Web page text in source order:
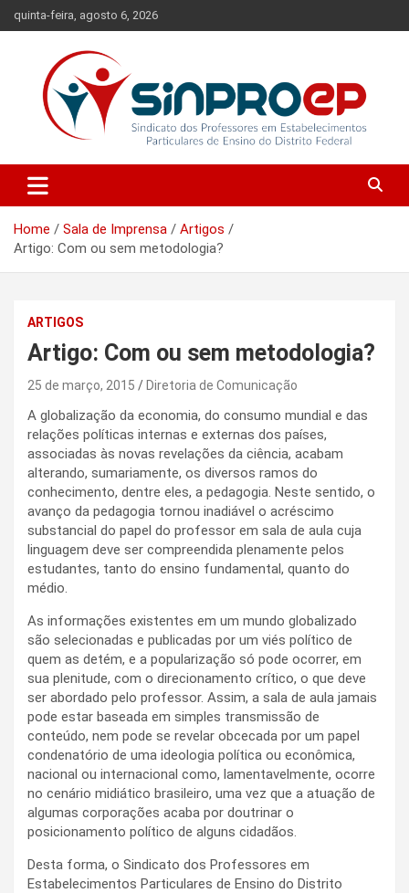
to
quinta-feira, agosto 6, 2026
Sinproep-DF
Ensino do Distrito Federal
Home Sala de Imprensa
Artigos
Artigo: Com ou sem metodologia?
ARTIGOS
Artigo: Com ou sem metodologia?
25 de março, 2015 Diretoria de Comunicação
A globalização da economia, do consumo mundial e das
relações políticas internas e externas dos países,
associadas às novas revelações da ciência, acabam
alterando, sumariamente, os diversos ramos do
conhecimento, dentre eles, a pedagogia. Neste sentido, o
avanço da pedagogia tornou inadiável o acréscimo
substancial do papel do professor em sala de aula cuja
linguagem deve ser compreendida plenamente pelos
estudantes, tanto do ensino fundamental, quanto do
médio.
As informações existentes em um mundo globalizado
são selecionadas e publicadas por um viés político de
quem as detém, e a popularização só pode ocorrer, em
sua plenitude, com o direcionamento crítico, o que deve
ser abordado pelo professor. Assim, a sala de aula jamais
pode estar baseada em simples transmissão de
conteúdo, nem pode se revelar obcecada por um papel
condenatório de uma ideologia política ou econômica,
nacional ou internacional como, lamentavelmente, ocorre
no cenário midiático brasileiro, uma vez que a atuação de
algumas corporações acaba por doutrinar o
posicionamento político de alguns cidadãos.
Desta forma, o Sindicato dos Professores em
Estabelecimentos Particulares de Ensino do Distrito